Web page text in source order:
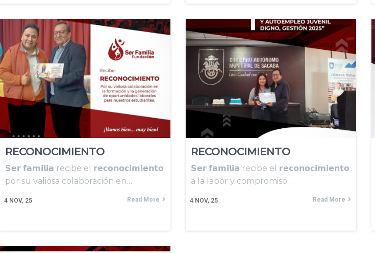
RECONOCIMIENTO
4 NOV, 25
𝗦𝗲𝗿 𝗳𝗮𝗺𝗶𝗹𝗶𝗮 recibe el 𝗿𝗲𝗰𝗼𝗻𝗼𝗰𝗶𝗺𝗶𝗲𝗻𝘁𝗼
por su valiosa colaboración en…
Read More
RECONOCIMIENTO
4 NOV, 25
𝗦𝗲𝗿 𝗳𝗮𝗺𝗶𝗹𝗶𝗮 recibe el 𝗿𝗲𝗰𝗼𝗻𝗼𝗰𝗶𝗺𝗶𝗲𝗻𝘁𝗼
a la labor y compromiso…
Read More